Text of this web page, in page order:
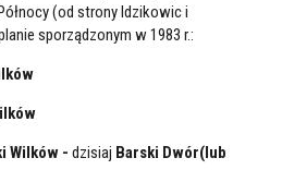
(od strony Idzikowic i
sporządzonym w 1983 r.:
Wilków - dzisiaj Barski Dwór(lub